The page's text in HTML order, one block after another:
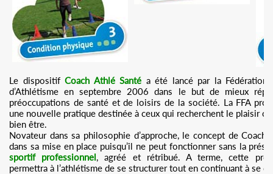
Le dispositifCoach Athlé Santé a été lancé par la Fédération
d’Athlétisme en septembre 2006 dans le but de mieux
préoccupations de santé et de loisirs de la société. La FFA
une nouvelle pratique destinée à ceux qui recherchent le plaisir
bien être.
Novateur dans sa philosophie d’approche, le concept de Coach
dans sa mise en place puisqu’il ne peut fonctionner sans la
sportif professionnel, agréé et rétribué. A terme, cette
permettra à l’athlétisme de se structurer tout en continuant à se